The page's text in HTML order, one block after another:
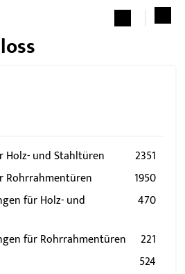
Holz- und Stahltüren
2351
Rohrrahmentüren
1950
470
für Rohrrahmentüren
221
524